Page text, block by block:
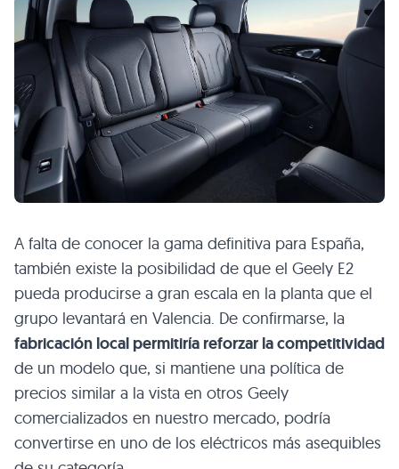
A falta de conocer la gama definitiva para España,
también existe la posibilidad de que el Geely E2
pueda producirse a gran escala en la planta que el
grupo levantará en Valencia. De confirmarse, la
fabricación local permitiría reforzar la competitividad
de un modelo que, si mantiene una política de
precios similar a la vista en otros Geely
comercializados en nuestro mercado, podría
convertirse en uno de los eléctricos más asequibles